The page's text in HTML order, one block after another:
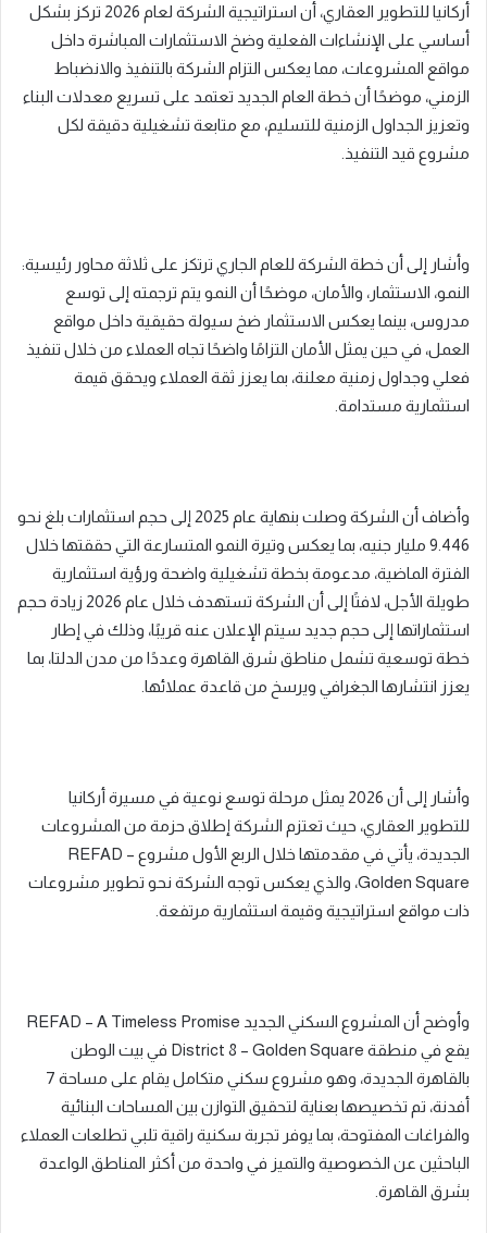
أركانيا للتطوير العقاري، أن استراتيجية الشركة لعام 2026 تركز بشكل
أساسي على الإنشاءات الفعلية وضخ الاستثمارات المباشرة داخل
مواقع المشروعات، مما يعكس التزام الشركة بالتنفيذ والانضباط
الزمني، موضحًا أن خطة العام الجديد تعتمد على تسريع معدلات البناء
وتعزيز الجداول الزمنية للتسليم، مع متابعة تشغيلية دقيقة لكل
مشروع قيد التنفيذ.
وأشار إلى أن خطة الشركة للعام الجاري ترتكز على ثلاثة محاور رئيسية:
النمو، الاستثمار، والأمان، موضحًا أن النمو يتم ترجمته إلى توسع
مدروس، بينما يعكس الاستثمار ضخ سيولة حقيقية داخل مواقع
العمل، في حين يمثل الأمان التزامًا واضحًا تجاه العملاء من خلال تنفيذ
فعلي وجداول زمنية معلنة، بما يعزز ثقة العملاء ويحقق قيمة
استثمارية مستدامة.
وأضاف أن الشركة وصلت بنهاية عام 2025 إلى حجم استثمارات بلغ نحو
9.446 مليار جنيه، بما يعكس وتيرة النمو المتسارعة التي حققتها خلال
الفترة الماضية، مدعومة بخطة تشغيلية واضحة ورؤية استثمارية
طويلة الأجل، لافتًا إلى أن الشركة تستهدف خلال عام 2026 زيادة حجم
استثماراتها إلى حجم جديد سيتم الإعلان عنه قريبًا، وذلك في إطار
خطة توسعية تشمل مناطق شرق القاهرة وعددًا من مدن الدلتا، بما
يعزز انتشارها الجغرافي ويرسخ من قاعدة عملائها.
وأشار إلى أن 2026 يمثل مرحلة توسع نوعية في مسيرة أركانيا
للتطوير العقاري، حيث تعتزم الشركة إطلاق حزمة من المشروعات
الجديدة، يأتي في مقدمتها خلال الربع الأول مشروع REFAD –
Golden Square، والذي يعكس توجه الشركة نحو تطوير مشروعات
ذات مواقع استراتيجية وقيمة استثمارية مرتفعة.
وأوضح أن المشروع السكني الجديد REFAD – A Timeless Promise
يقع في منطقة District 8 – Golden Square في بيت الوطن
بالقاهرة الجديدة، وهو مشروع سكني متكامل يقام على مساحة 7
أفدنة، تم تخصيصها بعناية لتحقيق التوازن بين المساحات البنائية
والفراغات المفتوحة، بما يوفر تجربة سكنية راقية تلبي تطلعات العملاء
الباحثين عن الخصوصية والتميز في واحدة من أكثر المناطق الواعدة
بشرق القاهرة.